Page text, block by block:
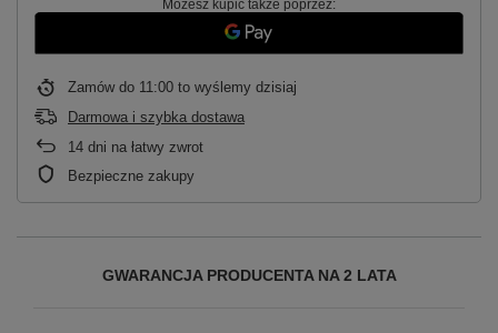
Możesz kupić także poprzez:
Zamów do 11:00 to wyślemy dzisiaj
Darmowa i szybka dostawa
14 dni na łatwy zwrot
Bezpieczne zakupy
GWARANCJA PRODUCENTA NA 2 LATA